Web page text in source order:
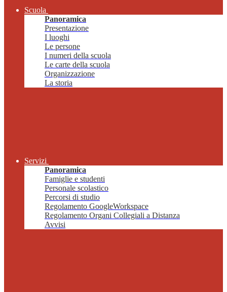
Scuola
Panoramica
Presentazione
I luoghi
Le persone
I numeri della scuola
Le carte della scuola
Organizzazione
La storia
Servizi
Panoramica
Famiglie e studenti
Personale scolastico
Percorsi di studio
Regolamento GoogleWorkspace
Regolamento Organi Collegiali a Distanza
Avvisi